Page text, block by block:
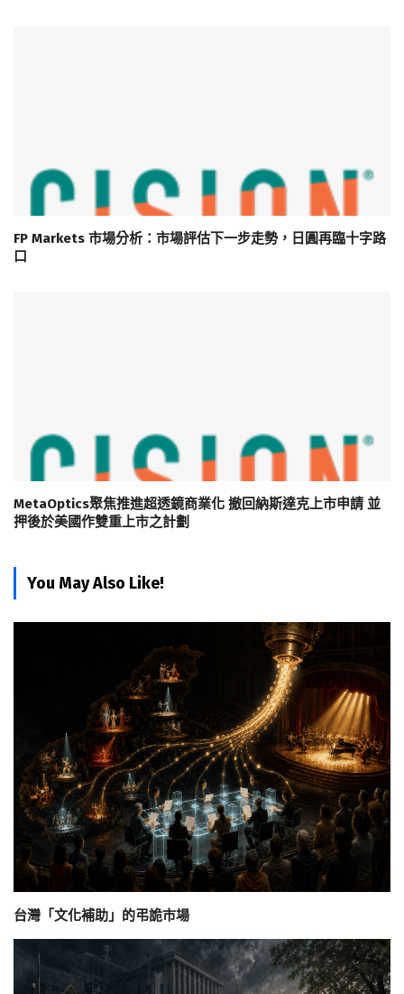
FP Markets 市場分析：市場評估下一步走勢，日圓再臨十字路
口
MetaOptics聚焦推進超透鏡商業化 撤回納斯達克上市申請 並
押後於美國作雙重上市之計劃
You May Also Like!
台灣「文化補助」的弔詭市場